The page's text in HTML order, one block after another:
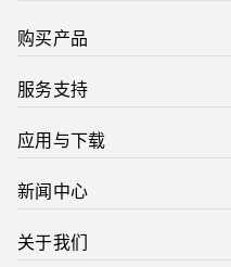
购买产品
服务支持
应用与下载
新闻中心
关于我们